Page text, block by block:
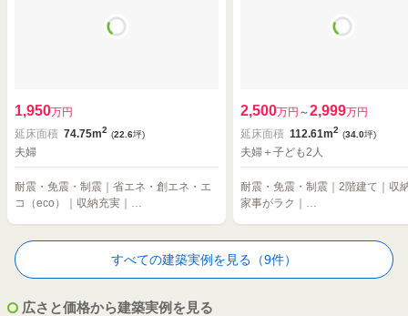
1,950万円
延床面積 74.75m2 (22.6坪)
夫婦
耐震・免震・制震｜省エネ・創エネ・エ
コ（eco）｜収納充実｜…
2,500万円 ～2,999万円
延床面積 112.61m2 (34.0坪)
夫婦＋子ども2人
耐震・免震・制震｜2階建て｜収
家事がラク｜…
すべての建築実例を見る（9件）
広さと価格から建築実例を見る